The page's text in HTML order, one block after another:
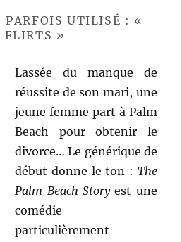
PARFOIS UTILISÉ : «
FLIRTS »
Lassée du manque de
réussite de son mari, une
jeune femme part à Palm
Beach pour obtenir le
divorce… Le générique de
début donne le ton : The
Palm Beach Storyest une
comédie
particulièrement